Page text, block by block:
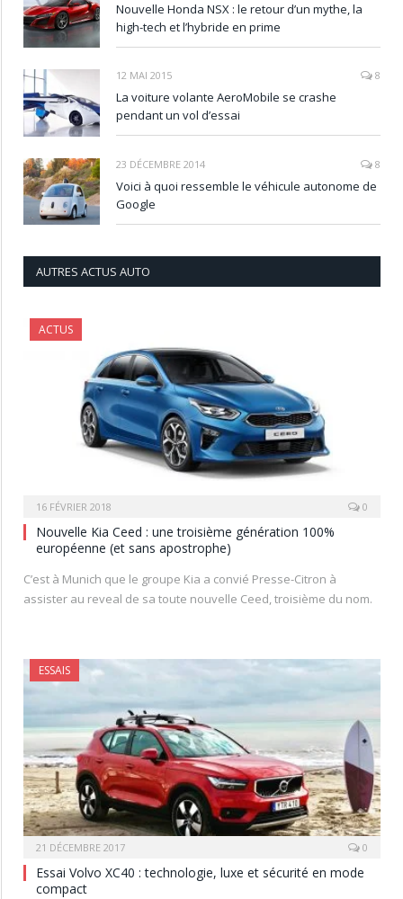
Nouvelle Honda NSX : le retour d’un mythe, la
high-tech et l’hybride en prime
12 MAI 2015 8
La voiture volante AeroMobile se crashe
pendant un vol d’essai
23 DÉCEMBRE 2014 8
Voici à quoi ressemble le véhicule autonome de
Google
AUTRES ACTUS AUTO
ACTUS
16 FÉVRIER 2018 0
Nouvelle Kia Ceed : une troisième génération 100%
européenne (et sans apostrophe)
C’est à Munich que le groupe Kia a convié Presse-Citron à
assister au reveal de sa toute nouvelle Ceed, troisième du nom.
ESSAIS
21 DÉCEMBRE 2017 0
Essai Volvo XC40 : technologie, luxe et sécurité en mode
compact